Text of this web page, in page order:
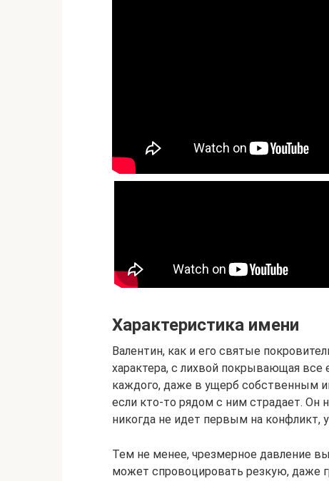
Характеристика имени
Валентин, как и его святые
характера, с лихвой покрывающая все
каждого, даже в ущерб собственным
если кто-то рядом с ним страдает. Он
никогда не идет первым на конфликт,
Тем не менее, чрезмерное давление
может спровоцировать резкую, даже